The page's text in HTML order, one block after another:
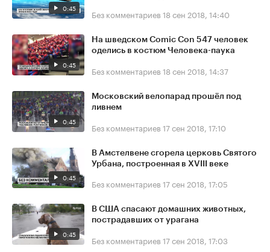
0:45 Без комментариев 18 сен 2018, 14:40
0:45
На шведском Comic Con 547 человек
оделись в костюм Человека-паука
Без комментариев 18 сен 2018, 14:37
0:45
Московский велопарад прошёл под
ливнем
Без комментариев 17 сен 2018, 17:10
0:45
В Амстелвене сгорела церковь Святого
Урбана, построенная в XVIII веке
Без комментариев 17 сен 2018, 17:05
0:45
В США спасают домашних животных,
пострадавших от урагана
Без комментариев 17 сен 2018, 17:03